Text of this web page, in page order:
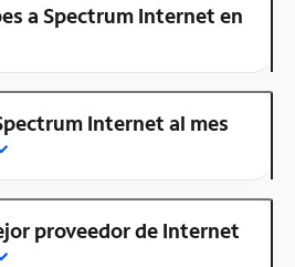
a Spectrum Internet en
Internet al mes
proveedor de Internet